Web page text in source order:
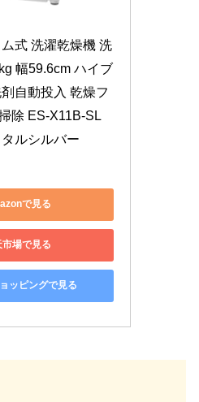
式 洗濯乾燥機 洗
幅59.6cm ハイブ
自動投入 乾燥フ
除 ES-X11B-SL
ルシルバー
で見る
市場で見る
ッピングで見る